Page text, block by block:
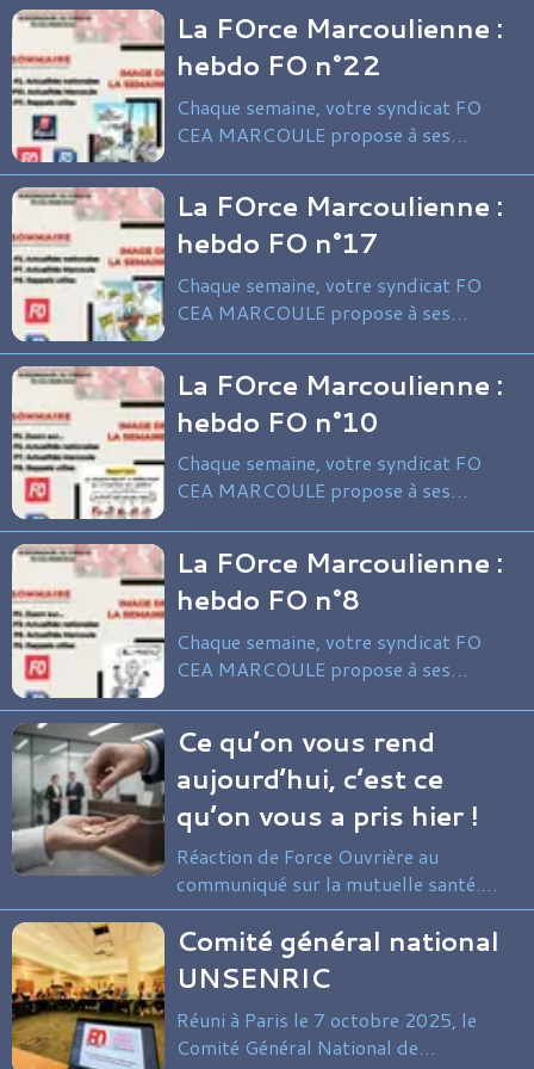
guide spécial impôts 2026, conçu pour
accompagner les salariés, retraités et
demandeurs d’emploi dans leurs
démarches fiscales.
La FOrce Marcoulienne :
hebdo FO n°22
Chaque semaine, votre syndicat FO
CEA MARCOULE propose à ses
site et au-delà.
La FOrce Marcoulienne :
hebdo FO n°17
Chaque semaine, votre syndicat FO
CEA MARCOULE propose à ses
site et au-delà.
La FOrce Marcoulienne :
hebdo FO n°10
Chaque semaine, votre syndicat FO
CEA MARCOULE propose à ses
site et au-delà.
La FOrce Marcoulienne :
hebdo FO n°8
Chaque semaine, votre syndicat FO
CEA MARCOULE propose à ses
site et au-delà.
Ce qu’on vous rend
aujourd’hui, c’est ce
qu’on vous a pris hier !​​
Réaction de Force Ouvrière au
communiqué sur la mutuelle santé.
Alors que le communiqué interne du 10
octobre met en lumière l'exonération
temporaire de la part salariale de la
mutuelle santé (20,50 € par mois
d'octobre à décembre), Force Ouvrière,
non signataire de cet accord, souhaite
Comité général national
UNSENRIC
Réuni à Paris le 7 octobre 2025, le
Comité Général National de